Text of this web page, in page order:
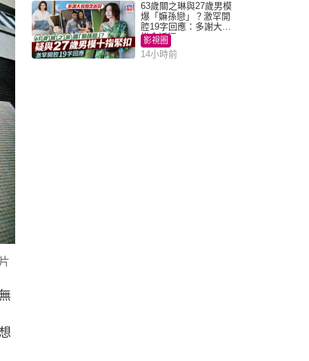
63歲關之琳與27歲男模
爆「嫲孫戀」？激罕開
腔19字回應：多謝大家
掛念近況
影視圈
14小時前